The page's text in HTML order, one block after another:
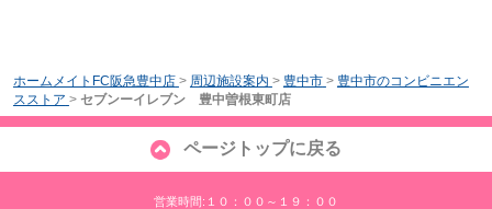
ホームメイトFC阪急豊中店 > 周辺施設案内 > 豊中市 > 豊中市のコンビニエン
スストア > セブンーイレブン 豊中曽根東町店
ページトップに戻る
営業時間:１０：００～１９：００